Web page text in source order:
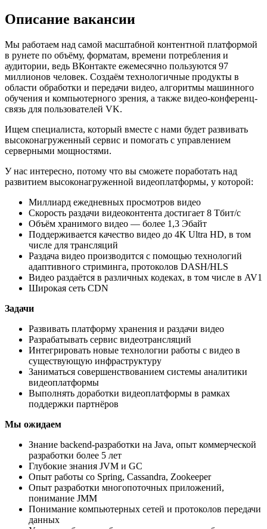
Описание вакансии
Мы работаем над самой масштабной контентной платформой
в рунете по объёму, форматам, времени потребления и
аудитории, ведь ВКонтакте ежемесячно пользуются 97
миллионов человек. Создаём технологичные продукты в
области обработки и передачи видео, алгоритмы машинного
обучения и компьютерного зрения, а также видео-конференц-
связь для пользователей VK.
Ищем специалиста, который вместе с нами будет развивать
высоконагруженный сервис и помогать с управлением
серверными мощностями.
У нас интересно, потому что вы сможете поработать над
развитием высоконагруженной видеоплатформы, у которой:
Миллиард ежедневных просмотров видео
Скорость раздачи видеоконтента достигает 8 Тбит/с
Объём хранимого видео — более 1,3 Эбайт
Поддерживается качество видео до 4К Ultra HD, в том
числе для трансляций
Раздача видео производится с помощью технологий
адаптивного стриминга, протоколов DASH/HLS
Видео раздаётся в различных кодеках, в том числе в AV1
Широкая сеть CDN
Задачи
Развивать платформу хранения и раздачи видео
Разрабатывать сервис видеотрансляций
Интегрировать новые технологии работы с видео в
существующую инфраструктуру
Заниматься совершенствованием системы аналитики
видеоплатформы
Выполнять доработки видеоплатформы в рамках
поддержки партнёров
Мы ожидаем
Знание backend-разработки на Java, опыт коммерческой
разработки более 5 лет
Глубокие знания JVM и GC
Опыт работы со Spring, Cassandra, Zookeeper
Опыт разработки многопоточных приложений,
понимание JMM
Понимание компьютерных сетей и протоколов передачи
данных